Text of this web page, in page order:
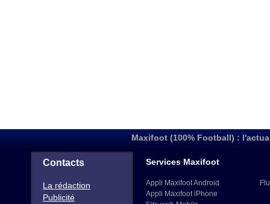
Maxifoot (100% Football) :
Contacts
La rédaction
Publicité
Services Maxifoot
Appli Maxifoot Android
Appli Maxifoot iPhone